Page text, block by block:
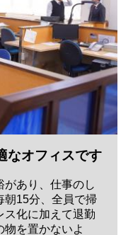
なオフィスです
があり、仕事のし
朝15分、全員で掃
ス化に加えて退勤
物を置かないよ